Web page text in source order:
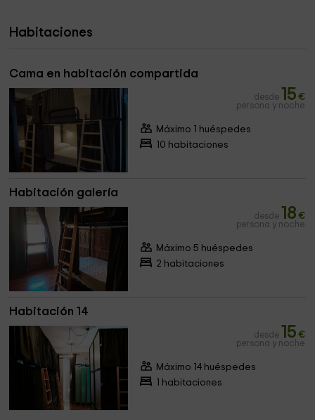
Habitaciones
Cama en habitación compartida
desde 15 €
persona y noche
Máximo 1 huéspedes
10 habitaciones
Habitación galería
desde 18 €
persona y noche
Máximo 5 huéspedes
2 habitaciones
Habitación 14
desde 15 €
persona y noche
Máximo 14 huéspedes
1 habitaciones